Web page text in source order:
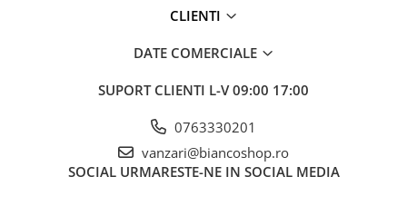
CLIENTI
DATE COMERCIALE
SUPORT CLIENTI L-V 09:00 17:00
0763330201
vanzari@biancoshop.ro
SOCIAL URMARESTE-NE IN SOCIAL MEDIA